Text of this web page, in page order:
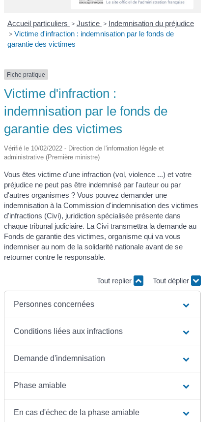
Accueil particuliers > Justice > Indemnisation du préjudice
> Victime d'infraction : indemnisation par le fonds de
garantie des victimes
Fiche pratique
Victime d'infraction :
indemnisation par le fonds de
garantie des victimes
Vérifié le 10/02/2022 - Direction de l'information légale et
administrative (Première ministre)
Vous êtes victime d'une infraction (vol, violence ...) et votre
préjudice ne peut pas être indemnisé par l'auteur ou par
d'autres organismes ? Vous pouvez demander une
indemnisation à la Commission d'indemnisation des victimes
d'infractions (Civi), juridiction spécialisée présente dans
chaque tribunal judiciaire. La Civi transmettra la demande au
Fonds de garantie des victimes, organisme qui va vous
indemniser au nom de la solidarité nationale avant de se
retourner contre le responsable.
Tout replier Tout déplier
Personnes concernées
Conditions liées aux infractions
Demande d'indemnisation
Phase amiable
En cas d'échec de la phase amiable